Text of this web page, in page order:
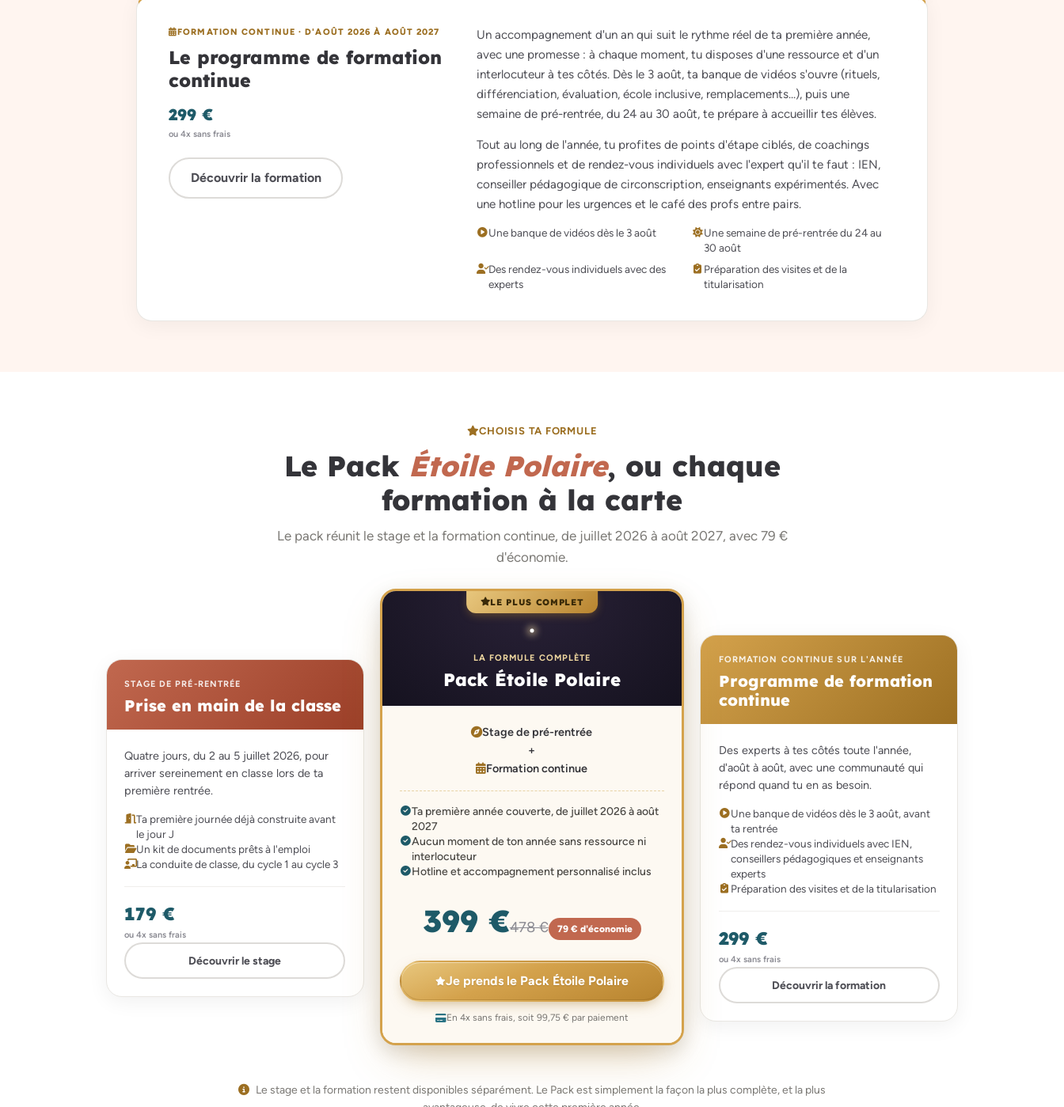
FORMATION CONTINUE · D'AOÛT 2026 À AOÛT 2027
Le programme de formation
continue
299 €
ou 4x sans frais
Découvrir la formation
Un accompagnement d'un an qui suit le rythme réel de ta première année,
avec une promesse : à chaque moment, tu disposes d'une ressource et d'un
interlocuteur à tes côtés. Dès le 3 août, ta banque de vidéos s'ouvre (rituels,
différenciation, évaluation, école inclusive, remplacements...), puis une
semaine de pré-rentrée, du 24 au 30 août, te prépare à accueillir tes élèves.
Tout au long de l'année, tu profites de points d'étape ciblés, de coachings
professionnels et de rendez-vous individuels avec l'expert qu'il te faut : IEN,
conseiller pédagogique de circonscription, enseignants expérimentés. Avec
une hotline pour les urgences et le café des profs entre pairs.
Une banque de vidéos dès le 3 août
Une semaine de pré-rentrée du 24 au
30 août
Des rendez-vous individuels avec des
experts
Préparation des visites et de la
titularisation
CHOISIS TA FORMULE
Le Pack Étoile Polaire, ou chaque
formation à la carte
Le pack réunit le stage et la formation continue, de juillet 2026 à août 2027, avec 79 €
d'économie.
STAGE DE PRÉ-RENTRÉE
Prise en main de la classe
Quatre jours, du 2 au 5 juillet 2026, pour
arriver sereinement en classe lors de ta
première rentrée.
Ta première journée déjà construite avant
le jour J
Un kit de documents prêts à l'emploi
La conduite de classe, du cycle 1 au cycle 3
179 €
ou 4x sans frais
Découvrir le stage
LE PLUS COMPLET
LA FORMULE COMPLÈTE
Pack Étoile Polaire
Stage de pré-rentrée
+
Formation continue
Ta première année couverte, de juillet 2026 à août
2027
Aucun moment de ton année sans ressource ni
interlocuteur
Hotline et accompagnement personnalisé inclus
399 €478 € 79 € d'économie
Je prends le Pack Étoile Polaire
En 4x sans frais, soit 99,75 € par paiement
FORMATION CONTINUE SUR L'ANNÉE
Programme de formation
continue
Des experts à tes côtés toute l'année,
d'août à août, avec une communauté qui
répond quand tu en as besoin.
Une banque de vidéos dès le 3 août, avant
ta rentrée
Des rendez-vous individuels avec IEN,
conseillers pédagogiques et enseignants
experts
Préparation des visites et de la titularisation
299 €
ou 4x sans frais
Découvrir la formation
Le stage et la formation restent disponibles séparément. Le Pack est simplement la façon la plus complète, et la plus